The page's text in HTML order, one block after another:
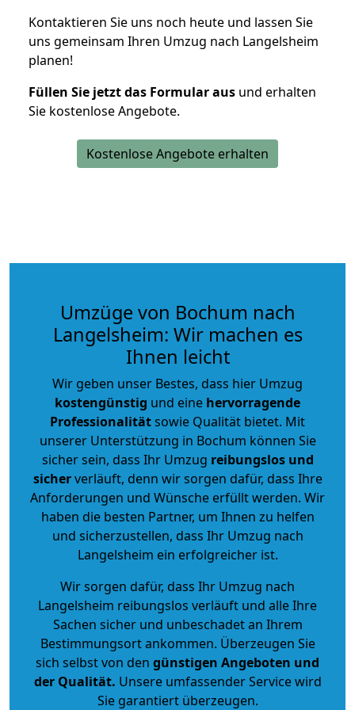
Kontaktieren Sie uns noch heute und lassen Sie
uns gemeinsam Ihren Umzug nach Langelsheim
planen!
Füllen Sie jetzt das Formular aus und erhalten
Sie kostenlose Angebote.
Kostenlose Angebote erhalten
Umzüge von Bochum nach
Langelsheim: Wir machen es
Ihnen leicht
Wir geben unser Bestes, dass hier Umzug
kostengünstig und eine hervorragende
Professionalitätsowie Qualität bietet. Mit
unserer Unterstützung in Bochum können Sie
sicher sein, dass Ihr Umzug reibungslos und
sicherverläuft, denn wir sorgen dafür, dass Ihre
Anforderungen und Wünsche erfüllt werden. Wir
haben die besten Partner, um Ihnen zu helfen
und sicherzustellen, dass Ihr Umzug nach
Langelsheim ein erfolgreicher ist.
Wir sorgen dafür, dass Ihr Umzug nach
Langelsheim reibungslos verläuft und alle Ihre
Sachen sicher und unbeschadet an Ihrem
Bestimmungsort ankommen. Überzeugen Sie
sich selbst von den günstigen Angeboten und
der Qualität. Unsere umfassender Service wird
Sie garantiert überzeugen.